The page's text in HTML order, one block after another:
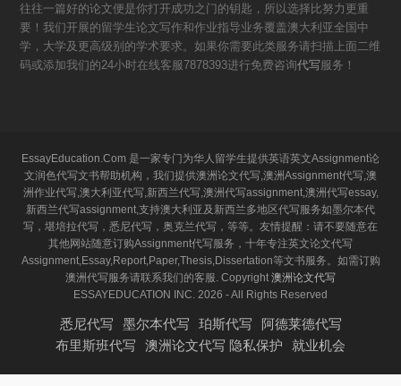
往往一篇好的论文便是你打开成功之门的钥匙，所以选择比努力更重
要！我们开展的留学生论文写作和作业指导业务覆盖澳大利亚全国中
学，大学及更高级别的学术要求。如果你需要此类服务请扫描上面二维
码或添加我们的24小时在线客服7878393进行免费咨询代写 服务！
EssayEducation.Com 是一家专门为华人留学生提供英语英文Assignment论
文润色代写文书帮助机构，我们提供澳洲论文代写,澳洲Assignment代写,澳
洲作业代写,澳大利亚代写,新西兰代写,澳洲代写assignment,澳洲代写essay,
新西兰代写assignment,支持澳大利亚及新西兰多地区代写服务如墨尔本代
写，堪培拉代写，悉尼代写，奥克兰代写，等等。友情提醒：请不要随意在
其他网站随意订购Assignment代写服务，十年专注英文论文代写
Assignment,Essay,Report,Paper,Thesis,Dissertation等文书服务。如需订购
澳洲代写服务请联系我们的客服. Copyright 澳洲论文代写
ESSAYEDUCATION INC. 2026 - All Rights Reserved
悉尼代写 墨尔本代写 珀斯代写
阿德莱德代写
布里斯班代写
澳洲论文代写 隐私保护 就业机会